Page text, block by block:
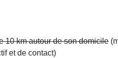
10 km autour de son domicile
et de contact)